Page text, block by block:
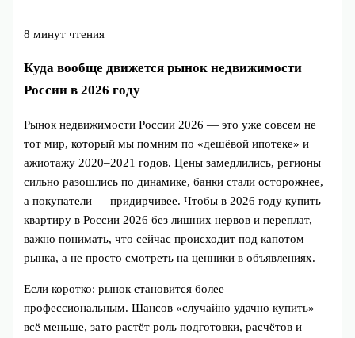
8 минут чтения
Куда вообще движется рынок недвижимости
России в 2026 году
Рынок недвижимости России 2026 — это уже совсем не
тот мир, который мы помним по «дешёвой ипотеке» и
ажиотажу 2020–2021 годов. Цены замедлились, регионы
сильно разошлись по динамике, банки стали осторожнее,
а покупатели — придирчивее. Чтобы в 2026 году купить
квартиру в России 2026 без лишних нервов и переплат,
важно понимать, что сейчас происходит под капотом
рынка, а не просто смотреть на ценники в объявлениях.
Если коротко: рынок становится более
профессиональным. Шансов «случайно удачно купить»
всё меньше, зато растёт роль подготовки, расчётов и